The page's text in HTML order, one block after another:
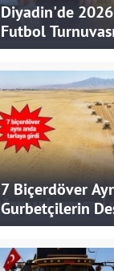
Diyadin'de
Futbol
Hediye
7 Biçerdöver
Gurbetçilerin
Bereketli Hasat